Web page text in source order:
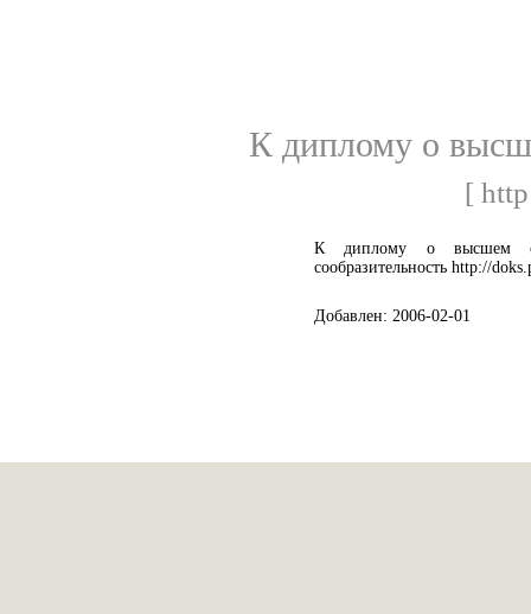
К диплому о
[
К диплому о высшем
сообразительность http://
Добавлен: 2006-02-01